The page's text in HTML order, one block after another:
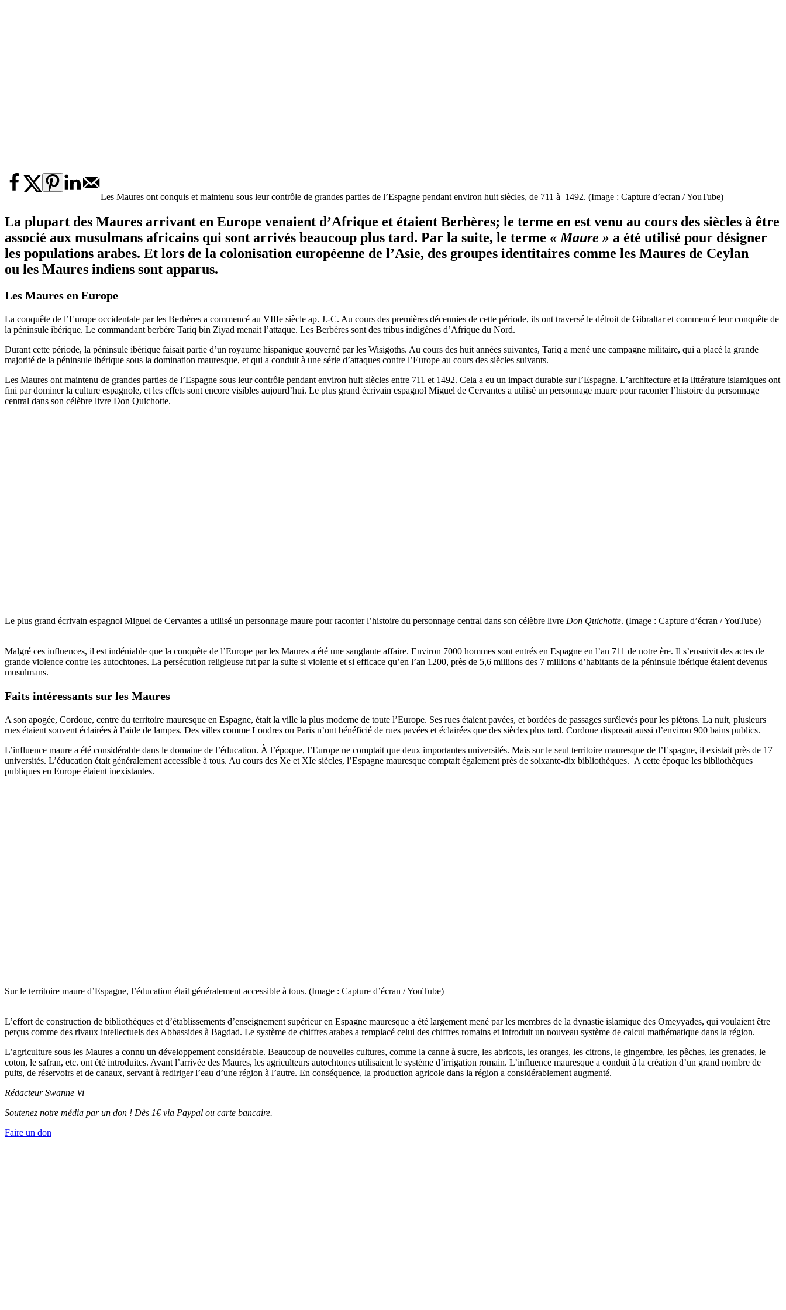
Les Maures ont conquis et maintenu sous leur contrôle de grandes parties de l’Espagne pendant environ huit siècles, de 711 à 1492. (Image : Capture d’ecran / YouTube)
La plupart des Maures arrivant en Europe venaient d’Afrique et étaient Berbères; le terme en est venu au cours des siècles à être
associé aux musulmans africains qui sont arrivés beaucoup plus tard. Par la suite, le terme « Maure » a été utilisé pour désigner
les populations arabes. Et lors de la colonisation européenne de l’Asie, des groupes identitaires comme les Maures de Ceylan
ou les Maures indiens sont apparus.
Les Maures en Europe
La conquête de l’Europe occidentale par les Berbères a commencé au VIIIe siècle ap. J.-C. Au cours des premières décennies de cette période, ils ont traversé le détroit de Gibraltar et commencé leur conquête de
la péninsule ibérique. Le commandant berbère Tariq bin Ziyad menait l’attaque. Les Berbères sont des tribus indigènes d’Afrique du Nord.
Durant cette période, la péninsule ibérique faisait partie d’un royaume hispanique gouverné par les Wisigoths. Au cours des huit années suivantes, Tariq a mené une campagne militaire, qui a placé la grande
majorité de la péninsule ibérique sous la domination mauresque, et qui a conduit à une série d’attaques contre l’Europe au cours des siècles suivants.
Les Maures ont maintenu de grandes parties de l’Espagne sous leur contrôle pendant environ huit siècles entre 711 et 1492. Cela a eu un impact durable sur l’Espagne. L’architecture et la littérature islamiques ont
fini par dominer la culture espagnole, et les effets sont encore visibles aujourd’hui. Le plus grand écrivain espagnol Miguel de Cervantes a utilisé un personnage maure pour raconter l’histoire du personnage
central dans son célèbre livre Don Quichotte.
Le plus grand écrivain espagnol Miguel de Cervantes a utilisé un personnage maure pour raconter l’histoire du personnage central dans son célèbre livre Don Quichotte. (Image : Capture d’écran / YouTube)
Malgré ces influences, il est indéniable que la conquête de l’Europe par les Maures a été une sanglante affaire. Environ 7000 hommes sont entrés en Espagne en l’an 711 de notre ère. Il s’ensuivit des actes de
grande violence contre les autochtones. La persécution religieuse fut par la suite si violente et si efficace qu’en l’an 1200, près de 5,6 millions des 7 millions d’habitants de la péninsule ibérique étaient devenus
musulmans.
Faits intéressants sur les Maures
A son apogée, Cordoue, centre du territoire mauresque en Espagne, était la ville la plus moderne de toute l’Europe. Ses rues étaient pavées, et bordées de passages surélevés pour les piétons. La nuit, plusieurs
rues étaient souvent éclairées à l’aide de lampes. Des villes comme Londres ou Paris n’ont bénéficié de rues pavées et éclairées que des siècles plus tard. Cordoue disposait aussi d’environ 900 bains publics.
L’influence maure a été considérable dans le domaine de l’éducation. À l’époque, l’Europe ne comptait que deux importantes universités. Mais sur le seul territoire mauresque de l’Espagne, il existait près de 17
universités. L’éducation était généralement accessible à tous. Au cours des Xe et XIe siècles, l’Espagne mauresque comptait également près de soixante-dix bibliothèques. A cette époque les bibliothèques
publiques en Europe étaient inexistantes.
Sur le territoire maure d’Espagne, l’éducation était généralement accessible à tous. (Image : Capture d’écran / YouTube)
L’effort de construction de bibliothèques et d’établissements d’enseignement supérieur en Espagne mauresque a été largement mené par les membres de la dynastie islamique des Omeyyades, qui voulaient être
perçus comme des rivaux intellectuels des Abbassides à Bagdad. Le système de chiffres arabes a remplacé celui des chiffres romains et introduit un nouveau système de calcul mathématique dans la région.
L’agriculture sous les Maures a connu un développement considérable. Beaucoup de nouvelles cultures, comme la canne à sucre, les abricots, les oranges, les citrons, le gingembre, les pêches, les grenades, le
coton, le safran, etc. ont été introduites. Avant l’arrivée des Maures, les agriculteurs autochtones utilisaient le système d’irrigation romain. L’influence mauresque a conduit à la création d’un grand nombre de
puits, de réservoirs et de canaux, servant à rediriger l’eau d’une région à l’autre. En conséquence, la production agricole dans la région a considérablement augmenté.
Rédacteur Swanne Vi
Soutenez notre média par un don ! Dès 1€ via Paypal ou carte bancaire.
Faire un don